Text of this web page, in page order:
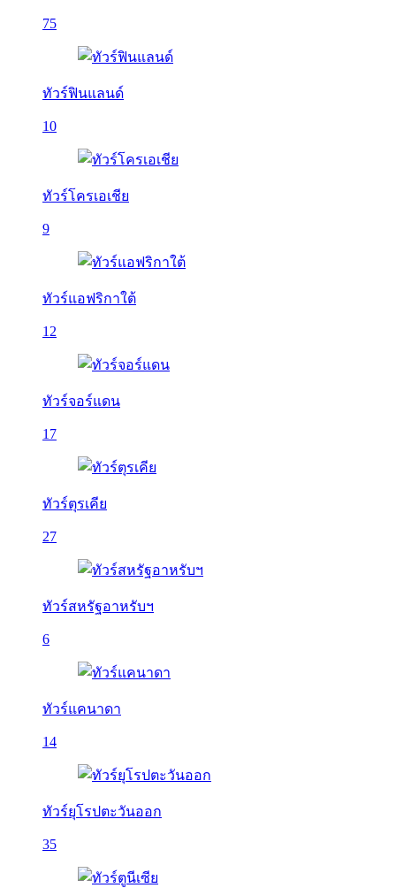
75
ทัวร์ฟินแลนด์
10
ทัวร์โครเอเชีย
9
ทัวร์แอฟริกาใต้
12
ทัวร์จอร์แดน
17
ทัวร์ตุรเคีย
27
ทัวร์สหรัฐอาหรับฯ
6
ทัวร์แคนาดา
14
ทัวร์ยุโรปตะวันออก
35